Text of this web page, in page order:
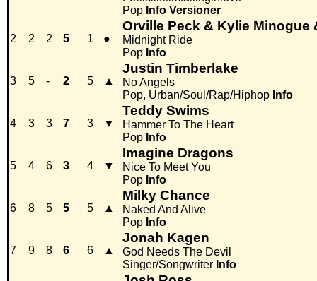
Pop Info Versioner
2 2 2 5 1 ●
Orville Peck & Kylie Minogue
Midnight Ride
Pop Info
3 5 - 2 5 ▲
Justin Timberlake
No Angels
Pop, Urban/Soul/Rap/Hiphop Info
4 3 3 7 3 ▼
Teddy Swims
Hammer To The Heart
Pop Info
5 4 6 3 4 ▼
Imagine Dragons
Nice To Meet You
Pop Info
6 8 5 5 5 ▲
Milky Chance
Naked And Alive
Pop Info
7 9 8 6 6 ▲
Jonah Kagen
God Needs The Devil
Singer/Songwriter Info